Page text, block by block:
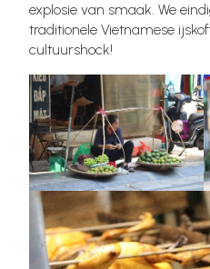
explosie van smaak. We
traditionele Vietnamese
cultuurshock!